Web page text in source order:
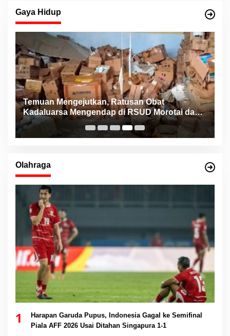
Gaya Hidup
Temuan Mengejutkan, Ratusan Obat
Kadaluarsa Mengendap di RSUD Morotai dan
Faskes sejak 2022
Olahraga
1
Harapan Garuda Pupus, Indonesia Gagal ke Semifinal
Piala AFF 2026 Usai Ditahan Singapura 1-1